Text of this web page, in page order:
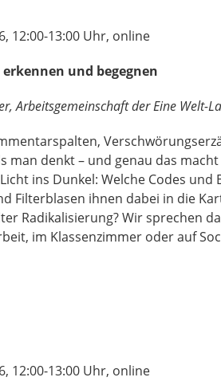
12:00-13:00 Uhr, online
und begegnen
Arbeitsgemeinschaft der Eine Welt-
man denkt – und genau das
ins Dunkel: Welche Codes
Filterblasen ihnen dabei in die
Radikalisierung? Wir sprechen
im Klassenzimmer oder auf
12:00-13:00 Uhr, online